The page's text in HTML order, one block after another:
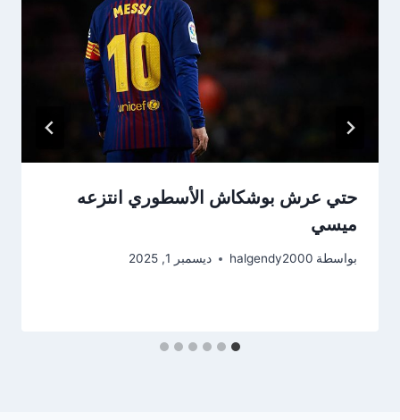
حتي عرش بوشكاش الأسطوري انتزعه
ميسي
بواسطة halgendy2000 ديسمبر 1, 2025